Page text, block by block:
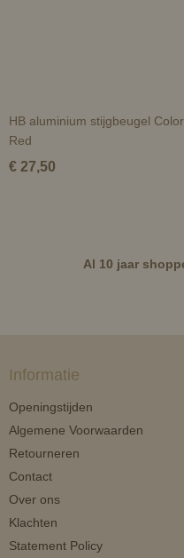
HB aluminium stijgbeugel Color
Red
€ 27,50
Al 10 jaar
Informatie
Openingstijden
Algemene Voorwaarden
Retourneren
Contact
Over ons
Klachten
Statement Policy